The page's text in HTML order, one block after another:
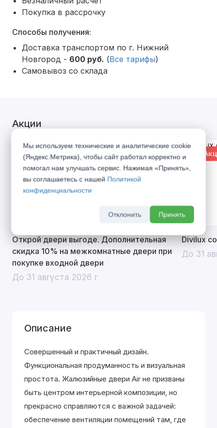
Покупка в рассрочку
Способы получения:
Доставка транспортом по г. Нижний
Новгород - 600 руб. (Все тарифы)
Самовывоз со склада
Акции
% Акция
Открой двери выгоде. Дополнительная
скидка 10% на межкомнатные двери при
покупке входной двери
До 31 августа 2026 г
%
Divilux
До 31
Описание
Совершенный и практичный дизайн.
Функциональная продуманность и визуальная
простота. Жалюзийные двери Air не призваны
быть центром интерьерной композиции, но
прекрасно справляются с важной задачей:
обеспечение вентиляции помещений там, где
Мы используем технические и аналитические cookie
(Яндекс.Метрика), чтобы сайт работал корректно и
помогал нам улучшать сервис. Нажимая «Принять»,
вы соглашаетесь с нашей Политикой
конфиденциальности
Отклонить Принять